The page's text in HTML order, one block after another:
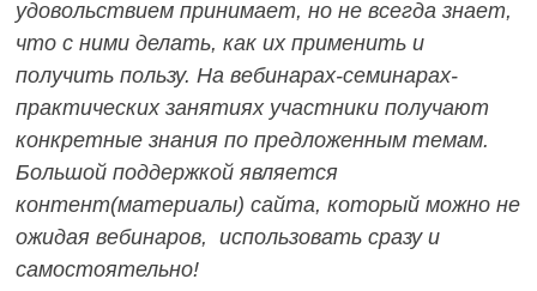
удовольствием принимает, но не всегда знает,
что с ними делать, как их применить и
получить пользу. На вебинарах-семинарах-
практических занятиях участники получают
конкретные знания по предложенным темам.
Большой поддержкой является
контент(материалы) сайта, который можно не
ожидая вебинаров, использовать сразу и
самостоятельно!